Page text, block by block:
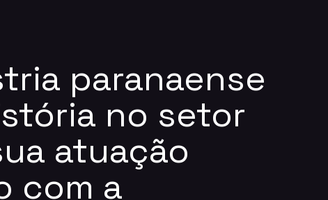
paranaense
no setor
atuação
com a